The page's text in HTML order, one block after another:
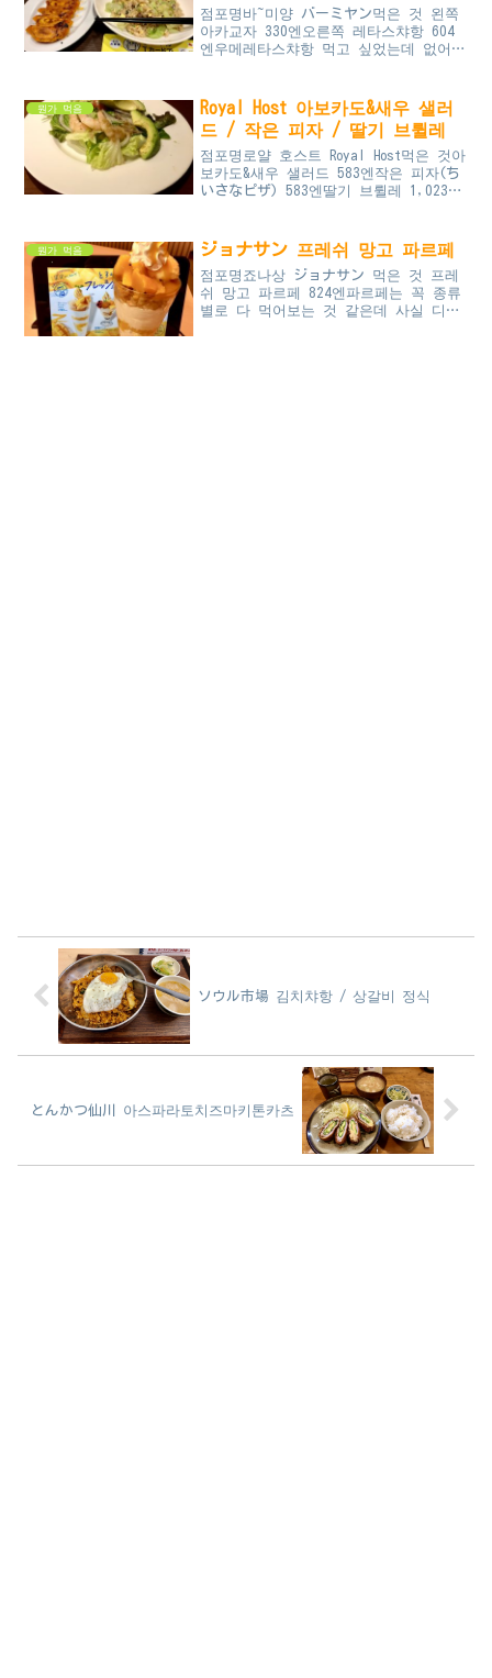
점포명바~미양 バーミヤン먹은 것 왼쪽
아카교자 330엔오른쪽 레타스챠항 604
엔우메레타스챠항 먹고 싶었는데 없어서
어서 넣어준게 딱 좋았는데...
뭔가 먹음
Royal Host 아보카도&새우 샐러
드 / 작은 피자 / 딸기 브륄레
점포명로얄 호스트 Royal Host먹은 것아
보카도&새우 샐러드 583엔작은 피자(ち
いさなピザ) 583엔딸기 브륄레 1,023엔
가 제일 비싸...
뭔가 먹음 ジョナサン 프레쉬 망고 파르페
점포명죠나상 ジョナサン 먹은 것 프레
쉬 망고 파르페 824엔파르페는 꼭 종류
별로 다 먹어보는 것 같은데 사실 디저
ソウル市場 김치챠항 / 상갈비 정식
とんかつ仙川 아스파라토치즈마키톤카츠